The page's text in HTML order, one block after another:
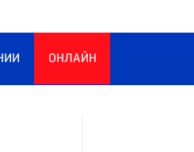
ОНЛАЙН